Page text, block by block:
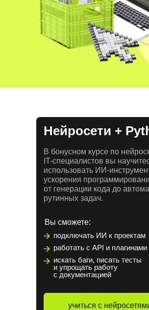
Нейросети +
В бонусном курсе по
IT-специалистов вы
использовать ИИ-
ускорения
от генерации кода до
рутинных задач.
учиться с
Вы сможете:
подключать ИИ к проектам
работать с API и плагинами
искать баги, писать тесты
и упрощать работу
с документацией